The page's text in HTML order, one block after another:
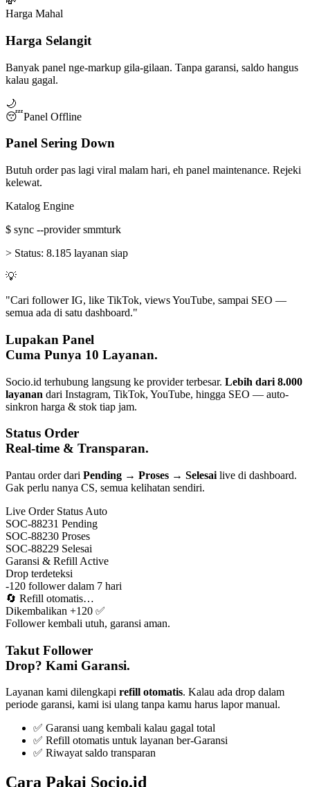
Harga Mahal
Harga Selangit
Banyak panel nge-markup gila-gilaan. Tanpa garansi, saldo hangus
kalau gagal.
🌙
😴Panel Offline
Panel Sering Down
Butuh order pas lagi viral malam hari, eh panel maintenance. Rejeki
kelewat.
Katalog Engine
$ sync --provider smmturk
> Status: 8.185 layanan siap
💡
"Cari follower IG, like TikTok, views YouTube, sampai SEO —
semua ada di satu dashboard."
Lupakan Panel
Cuma Punya 10 Layanan.
Socio.id terhubung langsung ke provider terbesar. Lebih dari 8.000
layanan dari Instagram, TikTok, YouTube, hingga SEO — auto-
sinkron harga & stok tiap jam.
Status Order
Real-time & Transparan.
Pantau order dari Pending → Proses → Selesai live di dashboard.
Gak perlu nanya CS, semua kelihatan sendiri.
Live Order Status Auto
SOC-88231 Pending
SOC-88230 Proses
SOC-88229 Selesai
Garansi & Refill Active
Drop terdeteksi
-120 follower dalam 7 hari
🔄 Refill otomatis…
Dikembalikan +120 ✅
Follower kembali utuh, garansi aman.
Takut Follower
Drop? Kami Garansi.
Layanan kami dilengkapi refill otomatis. Kalau ada drop dalam
periode garansi, kami isi ulang tanpa kamu harus lapor manual.
✅ Garansi uang kembali kalau gagal total
✅ Refill otomatis untuk layanan ber-Garansi
✅ Riwayat saldo transparan
Cara Pakai Socio.id